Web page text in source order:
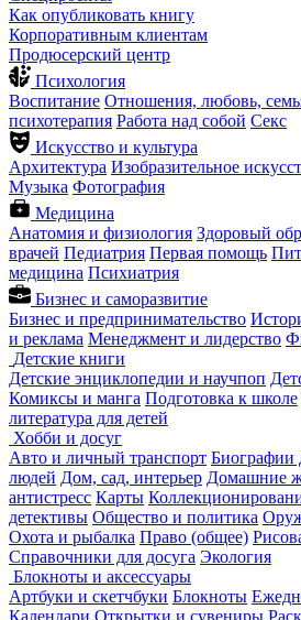
Как опубликовать книгу
Корпоративным клиентам
Продюсерский центр
Психология
Воспитание Отношения, любовь,
психотерапия Работа над собой Секс
Искусство и культура
Архитектура Изобразительное
Музыка Фотография
Медицина
Анатомия и физиология Здоровый
врачей Педиатрия Первая помощь
медицина Психиатрия
Бизнес и саморазвитие
Бизнес и предпринимательство
и реклама Менеджмент и лидерство
Детские книги
Детские энциклопедии и научпоп
Комиксы и манга Подготовка к школе
литература для детей
Хобби и досуг
Авто и личный транспорт Биографии
людей Дом, сад, интерьер Домашние
антистресс Карты
детективы Общество и политика
Охота и рыбалка Право (общее)
Справочники для досуга Экология
Блокноты и аксессуары
Артбуки и скетчбуки Блокноты
Календари Открытки и сувениры